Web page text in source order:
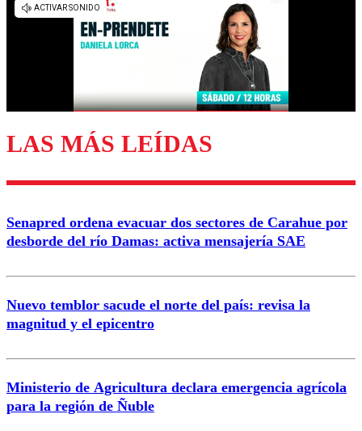
diálogo respetuoso.
Enviar comentario
LAS MÁS LEÍDAS
Senapred ordena evacuar dos sectores de Carahue por
desborde del río Damas: activa mensajería SAE
Nuevo temblor sacude el norte del país: revisa la
magnitud y el epicentro
Ministerio de Agricultura declara emergencia agrícola
para la región de Ñuble